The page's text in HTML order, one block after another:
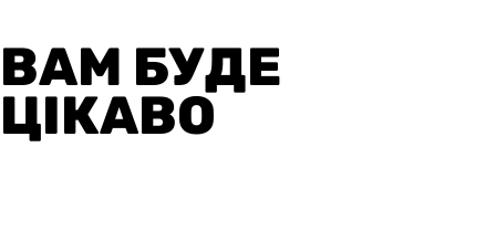
ВАМ БУДЕ
ЦІКАВО